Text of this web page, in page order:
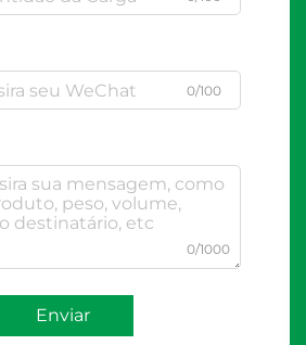
0/100
0/1000
Enviar